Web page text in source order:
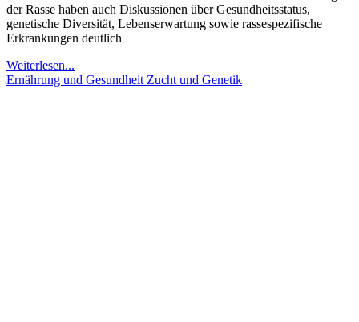
der Rasse haben auch Diskussionen über Gesundheitsstatus,
genetische Diversität, Lebenserwartung sowie rassespezifische
Erkrankungen deutlich
Weiterlesen...
Ernährung und GesundheitZucht und Genetik